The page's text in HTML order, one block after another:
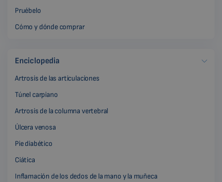
Pruébelo
Cómo y dónde comprar
Enciclopedia
Artrosis de las articulaciones
Túnel carpiano
Artrosis de la columna vertebral
Úlcera venosa
Pie diabético
Ciática
Inflamación de los dedos de la mano y la muñeca